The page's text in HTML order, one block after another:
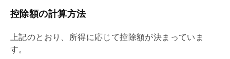
控除額の計算方法
上記のとおり、所得に応じて控除額が決まっていま
す。